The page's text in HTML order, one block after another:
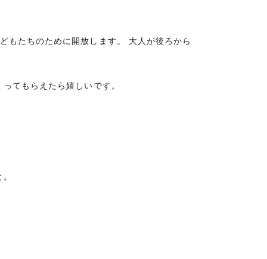
もたちのために開放します。 大人が後ろから
てもらえたら嬉しいです。